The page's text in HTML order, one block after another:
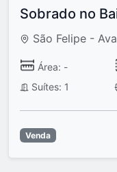
Sobrado no
São Felipe -
Área: -
Suítes: 1
Venda